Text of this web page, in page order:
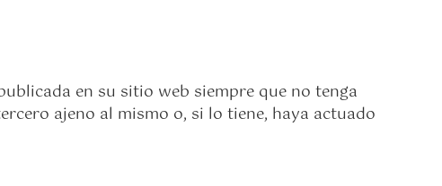
en su sitio web siempre que no tenga
ajeno al mismo o, si lo tiene, haya actuado